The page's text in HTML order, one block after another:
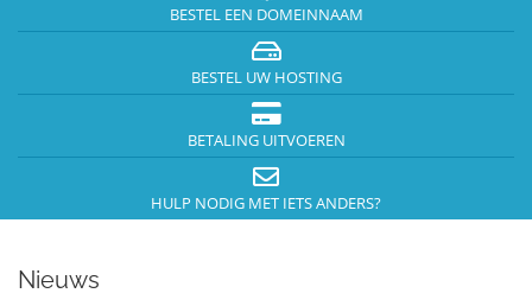
BESTEL EEN DOMEINNAAM
BESTEL UW HOSTING
BETALING UITVOEREN
HULP NODIG MET IETS ANDERS?
Nieuws